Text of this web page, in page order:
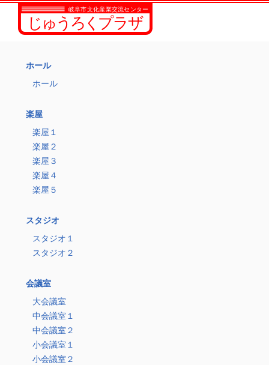
ホール
ホール
楽屋
楽屋１
楽屋２
楽屋３
楽屋４
楽屋５
スタジオ
スタジオ１
スタジオ２
会議室
大会議室
中会議室１
中会議室２
小会議室１
小会議室２